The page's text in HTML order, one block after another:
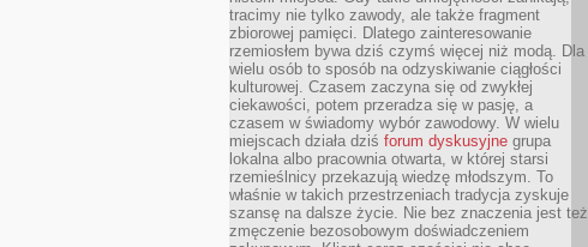
tracimy nie tylko zawody, ale także fragment
zbiorowej pamięci. Dlatego zainteresowanie
rzemiosłem bywa dziś czymś więcej niż modą. Dla
wielu osób to sposób na odzyskiwanie ciągłości
kulturowej. Czasem zaczyna się od zwykłej
ciekawości, potem przeradza się w pasję, a
czasem w świadomy wybór zawodowy. W wielu
miejscach działa dziś forum dyskusyjne grupa
lokalna albo pracownia otwarta, w której starsi
rzemieślnicy przekazują wiedzę młodszym. To
właśnie w takich przestrzeniach tradycja zyskuje
szansę na dalsze życie. Nie bez znaczenia jest też
zmęczenie bezosobowym doświadczeniem